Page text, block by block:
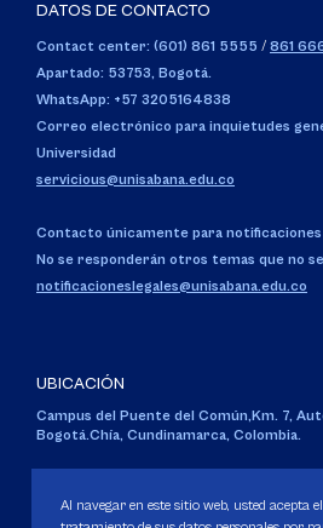
DATOS DE CONTACTO
Contact center: (601) 861 5555 / 861
Apartado: 53753, Bogotá.
WhatsApp: +57 3205164838
Correo electrónico para inquietudes
Universidad
servicious@unisabana.edu.co
Contacto únicamente para notificaciones
No se responderán otros temas que no
notificacioneslegales@unisabana.edu.co
UBICACIÓN
Campus del Puente del Común,Km. 7,
Bogotá.Chía, Cundinamarca, Colombia.
Personería Jurídica:Resolución 130 del 14 de
Ministerio de Educación Nacional.
Al navegar en este sitio web, usted acepta